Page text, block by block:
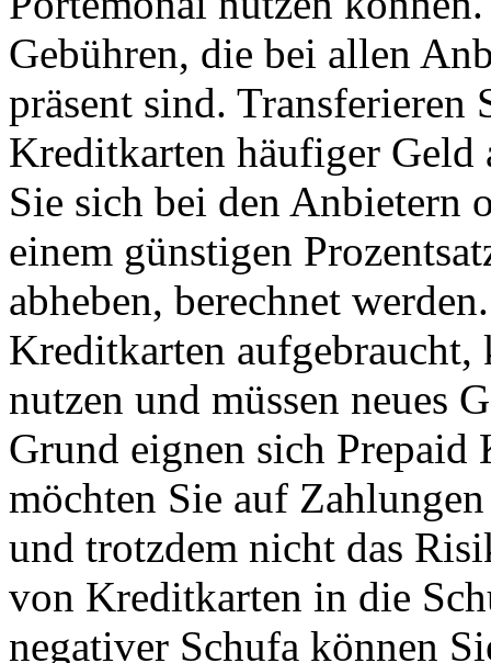
Gebühren, die bei allen
präsent sind.
Kreditkarten häufiger Geld
Sie sich bei den Anbietern
einem günstigen
abheben, berechnet
Kreditkarten aufgebraucht,
nutzen und müssen neues
Grund eignen sich
möchten Sie auf
und trotzdem nicht das
von Kreditkarten in die
negativer Schufa können